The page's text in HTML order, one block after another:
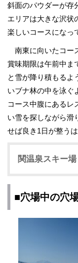
斜面のパウダーが存
エリアは大きな沢状
楽しいコースになっ
南東に向いたコー
賞味期限は午前中ま
と雪が降り積もるよ
いブナ林の中を泳ぐ
コース中腹にあるレ
い雪を探しながら滑
せば良き1日が整うは
関温泉スキー場
■穴場中の穴